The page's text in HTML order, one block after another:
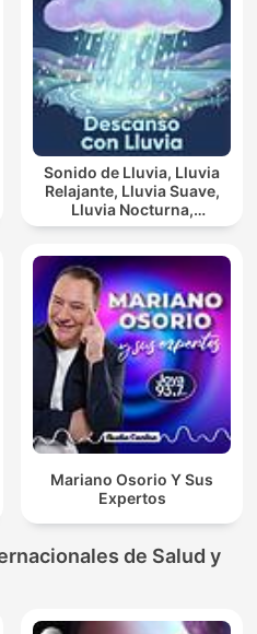
Sonido de Lluvia, Lluvia
Relajante, Lluvia Suave,
Lluvia Nocturna,
Descanso Con Lluvia
Mariano Osorio Y Sus
Expertos
de Salud y